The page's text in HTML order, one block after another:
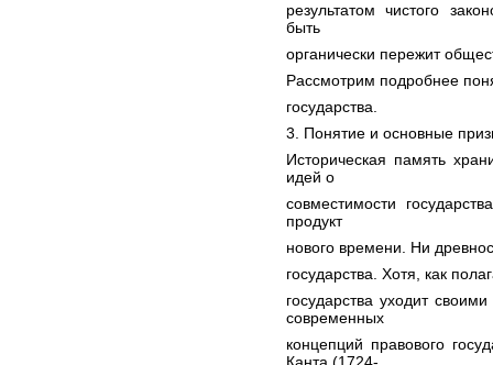
результатом чистого
быть
органически пережит
Рассмотрим подробнее
государства.
3. Понятие и основные
Историческая память
идей о
совместимости
продукт
нового времени. Ни
государства. Хотя, как
государства уходит
современных
концепций правового